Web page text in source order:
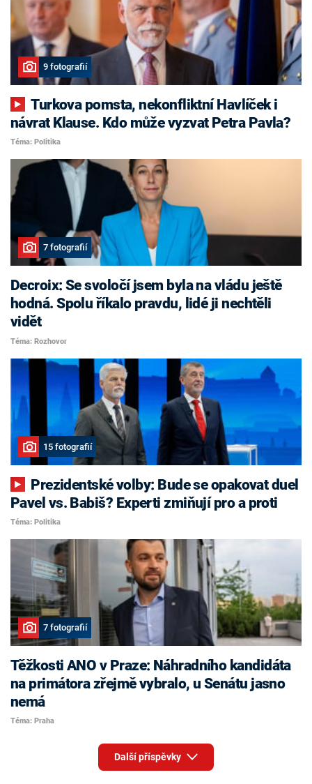
9 fotografií
Turkova pomsta, nekonfliktní Havlíček i
návrat Klause. Kdo může vyzvat Petra Pavla?
Téma: Politika
7 fotografií
Decroix: Se svoločí jsem byla na vládu ještě
hodná. Spolu říkalo pravdu, lidé ji nechtěli
vidět
Téma: Rozhovor
15 fotografií
Pavel vs. Babiš? Experti zmiňují pro a proti
Téma: Politika
7 fotografií
Těžkosti ANO v Praze: Náhradního kandidáta
na primátora zřejmě vybralo, u Senátu jasno
nemá
Téma: Praha
Další příspěvky